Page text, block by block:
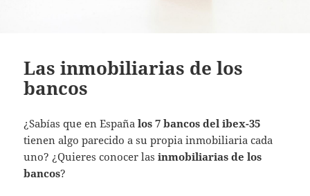
Las inmobiliarias de los
bancos
¿Sabías que en Españalos 7 bancos del ibex-35
tienen algo parecido a su propia inmobiliaria cada
uno? ¿Quieres conocer lasinmobiliarias de los
bancos?